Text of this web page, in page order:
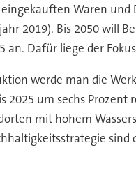
eingekauften Waren
2019). Bis 2050 will
an. Dafür liege der
werde man die
2025 um sechs
mit hohem